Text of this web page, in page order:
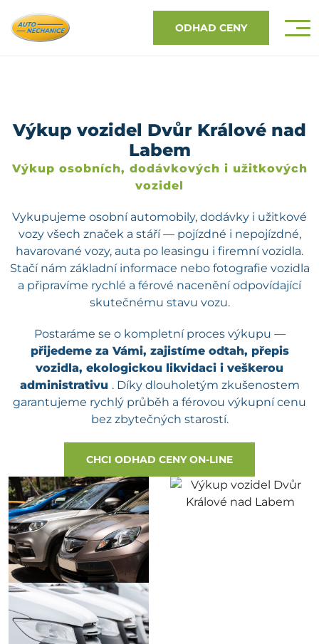
ODHAD CENY
Výkup vozidel Dvůr Králové nad
Labem
Výkup osobních, dodávkových i užitkových
vozidel
Vykupujeme osobní automobily, dodávky i užitkové
vozy všech značek a stáří — pojízdné i nepojízdné,
havarované vozy, auta po leasingu i firemní vozidla.
Stačí nám základní informace nebo fotografie vozidla
a připravíme rychlé a férové nacenění odpovídající
skutečnému stavu vozu.
Postaráme se o kompletní proces výkupu —
přijedeme za Vámi, zajistíme odtah, přepis
vozidla, ekologickou likvidaci i veškerou
administrativu . Díky dlouholetým zkušenostem
garantujeme rychlý průběh a férovou výkupní cenu
bez zbytečných starostí.
CHCI ODHAD CENY ON-LINE